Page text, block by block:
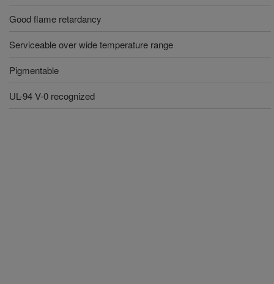
Good flame retardancy
Serviceable over wide temperature range
Pigmentable
UL-94 V-0 recognized